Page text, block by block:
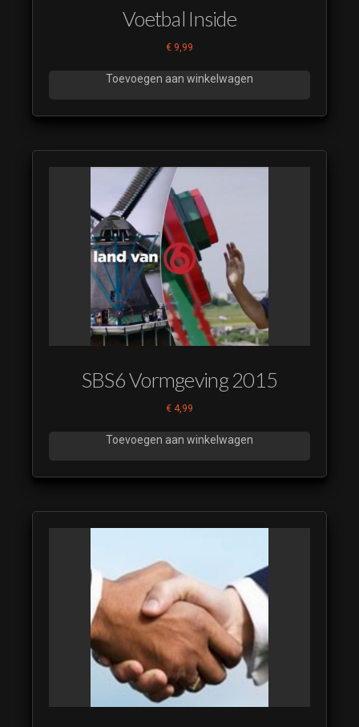
Voetbal Inside
€ 9,99
Toevoegen aan winkelwagen
SBS6 Vormgeving 2015
€ 4,99
Toevoegen aan winkelwagen